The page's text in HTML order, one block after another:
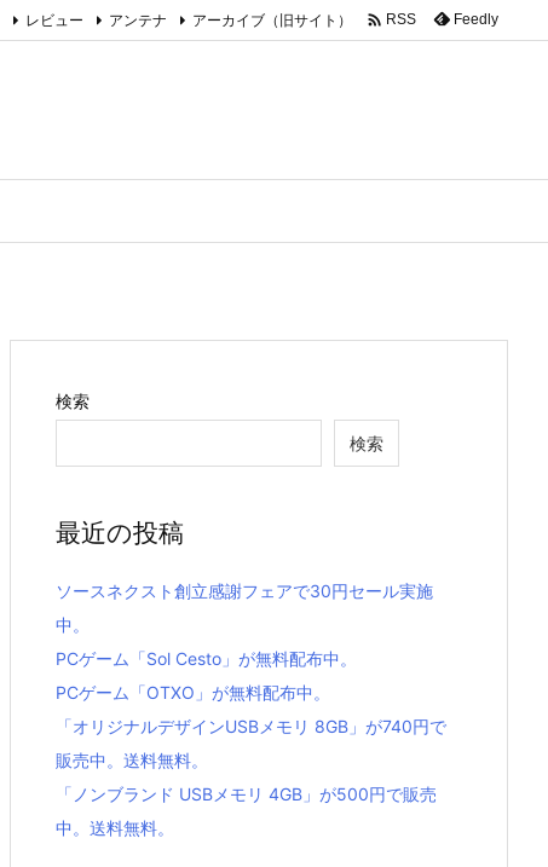
レビュー アンテナ アーカイブ（旧サイト）  RSS Feedly
検索
検索
最近の投稿
ソースネクスト創立感謝フェアで30円セール実施
中。
PCゲーム「Sol Cesto」が無料配布中。
PCゲーム「OTXO」が無料配布中。
「オリジナルデザインUSBメモリ 8GB」が740円で
販売中。送料無料。
「ノンブランド USBメモリ 4GB」が500円で販売
中。送料無料。